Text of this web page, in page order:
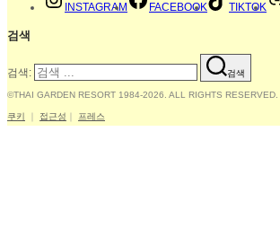
INSTAGRAM FACEBOOK TIKTOK
검색
검색: 검색
©THAI GARDEN RESORT 1984-2026. ALL RIGHTS RESERVED.
쿠키 접근성 프레스